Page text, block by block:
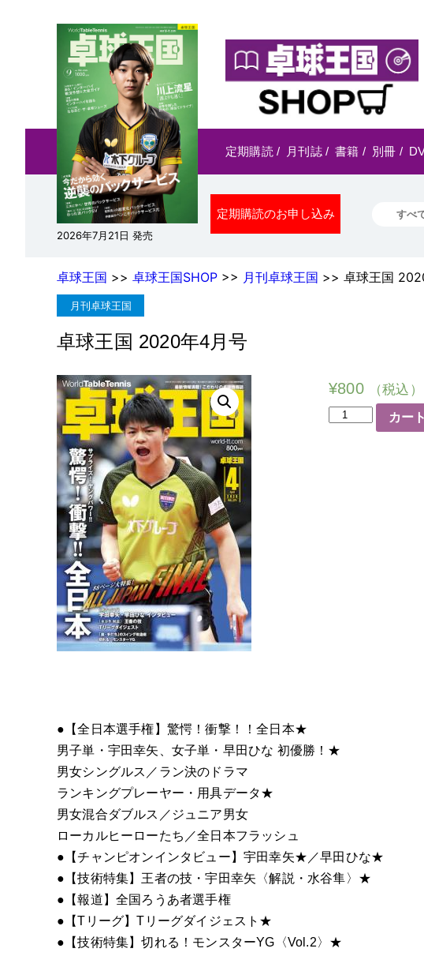
定期購読 / 月刊誌/ 書籍 / 別冊 /
2026年7月21日 発売
定期購読のお申し込み
卓球王国 >> 卓球王国SHOP >> 月刊卓球王国 >> 卓球王国
月刊卓球王国
卓球王国 2020年4月号
¥800 （税込）
カー
●【全日本選手権】驚愕！衝撃！！全日本★
男子単・宇田幸矢、女子単・早田ひな 初優勝！ ★
男女シングルス／ラン決のドラマ
ランキングプレーヤー・用具データ★
男女混合ダブルス／ジュニア男女
ローカルヒーローたち／全日本フラッシュ
●【チャンピオンインタビュー】宇田幸矢★ ／早田ひな★
●【技術特集】王者の技・宇田幸矢〈解説・水谷隼〉 ★
●【報道】全国ろうあ者選手権
●【Tリーグ】Tリーグダイジェスト ★
●【技術特集】切れる！モンスターYG〈Vol.2〉 ★